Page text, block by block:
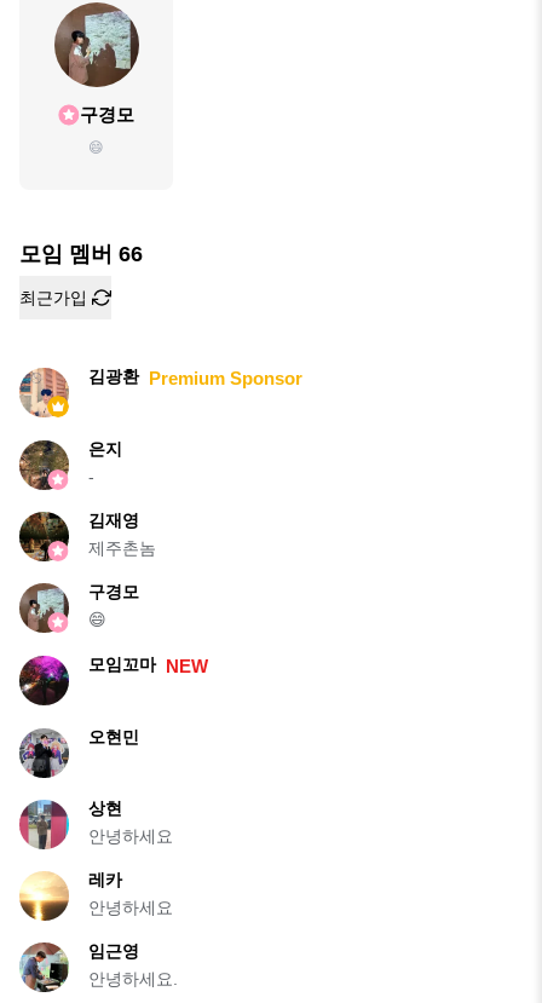
구경모
😄
모임 멤버 66
최근가입
김광환 Premium Sponsor
은지
-
김재영
제주촌놈
구경모
😄
모임꼬마 NEW
오현민
상현
안녕하세요
레카
안녕하세요
임근영
안녕하세요.